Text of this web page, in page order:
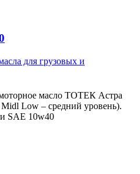
для грузовых и
масло ТОТЕК Астра
Low – средний уровень).
SAE 10w40